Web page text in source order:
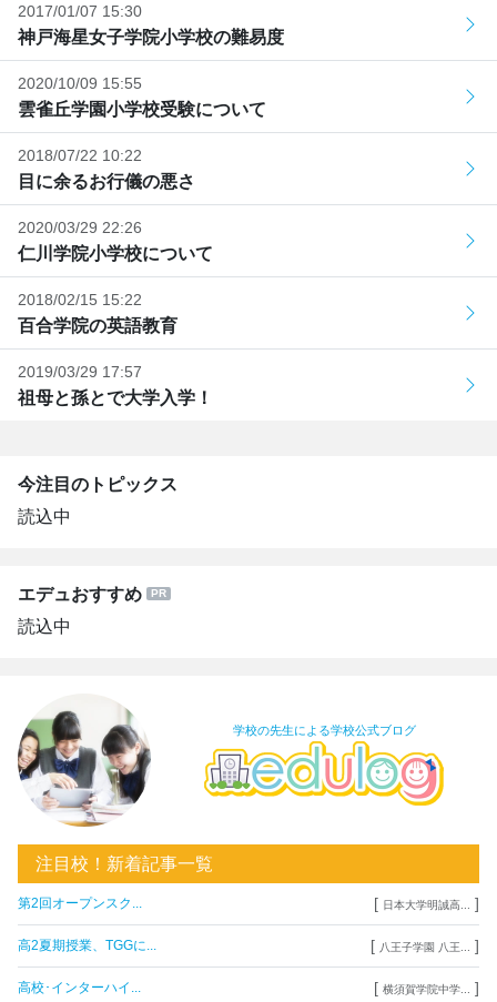
2017/01/07 15:30
神戸海星女子学院小学校の難易度
2020/10/09 15:55
雲雀丘学園小学校受験について
2018/07/22 10:22
目に余るお行儀の悪さ
2020/03/29 22:26
仁川学院小学校について
2018/02/15 15:22
百合学院の英語教育
2019/03/29 17:57
祖母と孫とで大学入学！
今注目のトピックス
読込中
エデュおすすめ
読込中
学校の先生による学校公式ブログ
注目校！新着記事一覧
第2回オープンスク... [ 日本大学明誠高... ]
高2夏期授業、TGGに... [ 八王子学園 八王... ]
高校･インターハイ... [ 横須賀学院中学... ]